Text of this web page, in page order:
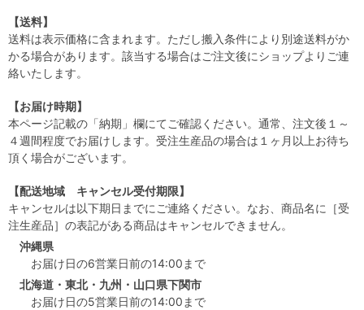
【送料】
送料は表示価格に含まれます。ただし搬入条件により別途送料がか
かる場合があります。該当する場合はご注文後にショップよりご連
絡いたします。
【お届け時期】
本ページ記載の「納期」欄にてご確認ください。通常、注文後１～
４週間程度でお届けします。受注生産品の場合は１ヶ月以上お待ち
頂く場合がございます。
【配送地域 キャンセル受付期限】
キャンセルは以下期日までにご連絡ください。なお、商品名に［受
注生産品］の表記がある商品はキャンセルできません。
沖縄県
お届け日の6営業日前の14:00まで
北海道・東北・九州・山口県下関市
お届け日の5営業日前の14:00まで